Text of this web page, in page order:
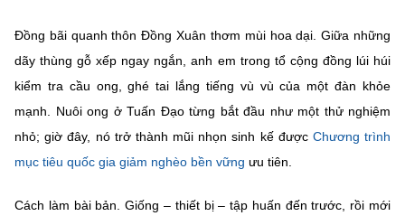
English
BỘ KHOA HỌC VÀ CÔNG NGHỆ
MINISTRY OF SCIENCE AND TECHNOLOGY
Đồng bãi quanh thôn Đồng Xuân thơm mùi hoa dại. Giữa những
dãy thùng gỗ xếp ngay ngắn, anh em trong tổ cộng đồng lúi húi
kiểm tra cầu ong, ghé tai lắng tiếng vù vù của một đàn khỏe
mạnh. Nuôi ong ở Tuấn Đạo từng bắt đầu như một thử nghiệm
nhỏ; giờ đây, nó trở thành mũi nhọn sinh kế được Chương trình
mục tiêu quốc gia giảm nghèo bền vững ưu tiên.
Cách làm bài bản. Giống – thiết bị – tập huấn đến trước, rồi mới